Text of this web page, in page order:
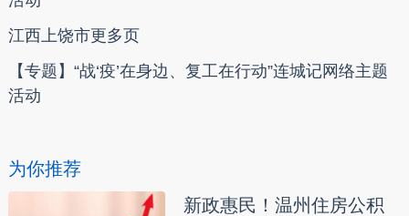
江西上饶市更多页
【专题】“战‘疫’在身边、复工在行动”连城记网络主题
活动
为你推荐
新政惠民！温州住房公积